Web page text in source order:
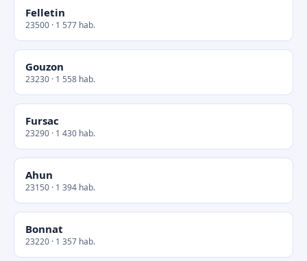
Felletin
23500 · 1 577 hab.
Gouzon
23230 · 1 558 hab.
Fursac
23290 · 1 430 hab.
Ahun
23150 · 1 394 hab.
Bonnat
23220 · 1 357 hab.